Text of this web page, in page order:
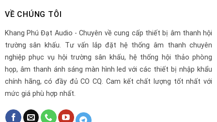
VỀ CHÚNG TÔI
Khang Phú Đạt Audio - Chuyên về cung cấp thiết bị âm thanh hội
trường sân khấu. Tư vấn lắp đặt hệ thống âm thanh chuyên
nghiệp phục vụ hội trường sân khấu, hệ thống hội thảo phòng
họp, âm thanh ánh sáng màn hình led với các thiết bị nhập khẩu
chính hãng, có đầy đủ CO CQ. Cam kết chất lượng tốt nhất với
mức giá phù hợp nhất.